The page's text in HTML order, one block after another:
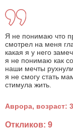
Я не понимаю что
смотрел на меня
какая я у него
я не понимаю как
наши мечты
я не смогу стать
стимула жить.
Аврора, возраст:
Откликов: 9